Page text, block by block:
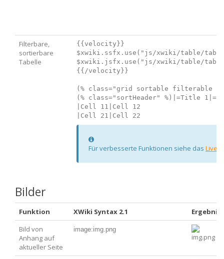
Filterbare,
sortierbare
Tabelle
{{velocity}}
$xwiki.ssfx.use("js/xwiki/table/
$xwiki.jsfx.use("js/xwiki/table/
{{/velocity}}
(% class="grid sortable filterable
(% class="sortHeader" %)|=Title
|Cell 11|Cell 12
Information
Für verbesserte Funktionen siehe das Live-
Bilder
Funktion XWiki Syntax 2.1
Ergebnis
Bild von
Anhang auf
aktueller Seite
image:img.png